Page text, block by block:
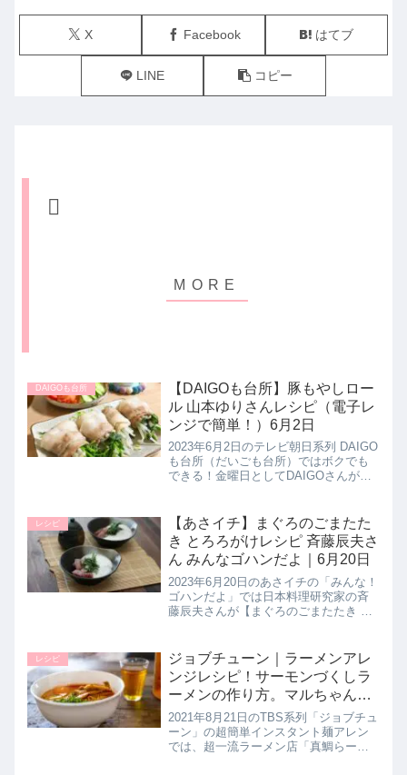
X Facebook はてブ
LINE コピー
DAIGOも台所
【DAIGOも台所】豚もやしロー
ル 山本ゆりさんレシピ（電子レ
ンジで簡単！）6月2日
2023年6月2日のテレビ朝日系列 DAIGO
も台所（だいごも台所）ではボクでも
できる！金曜日としてDAIGOさんが料
しロール】に挑戦！ポイントと作り方
を教えてくれたので詳...
レシピ
【あさイチ】まぐろのごまたた
き とろろがけレシピ 斉藤辰夫さ
ん みんなゴハンだよ｜6月20日
2023年6月20日のあさイチの「みんな！
ゴハンだよ」では日本料理研究家の斉
藤辰夫さんが【まぐろのごまたたき と
まぶしてたたき風に焼いたものに、と
ろろをかけたおかずです。>...
レシピ
ジョブチューン｜ラーメンアレ
ンジレシピ！サーモンづくしラ
ーメンの作り方。マルちゃん正
麺 旨塩味で｜8月21日
2021年8月21日のTBS系列「ジョブチュ
ーン」の超簡単インスタント麺アレン
では、超一流ラーメン店「真鯛らーめ